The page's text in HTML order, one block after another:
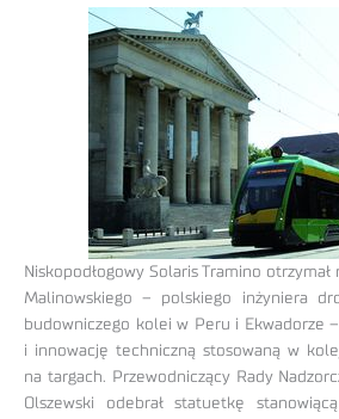
Niskopodłogowy Solaris Tramino
Malinowskiego – polskiego inżyniera
budowniczego kolei w Peru i Ekwadorze
i innowację techniczną stosowaną w
na targach. Przewodniczący Rady
Olszewski odebrał statuetkę